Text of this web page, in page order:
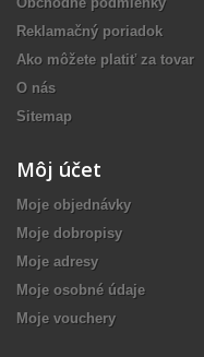
Reklamačný poriadok
Ako môžete platiť za tovar
O nás
Sitemap
Môj účet
Moje objednávky
Moje dobropisy
Moje adresy
Moje osobné údaje
Moje vouchery